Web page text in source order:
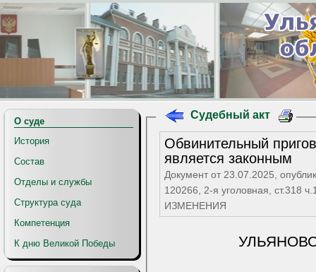
О суде
История
Состав
Отделы и службы
Структура суда
Компетенция
К дню Великой Победы
Судебный акт
Обвинительный
является законным
Документ от 23.07.2025,
120266, 2-я уголовная, ст.318
ИЗМЕНЕНИЯ